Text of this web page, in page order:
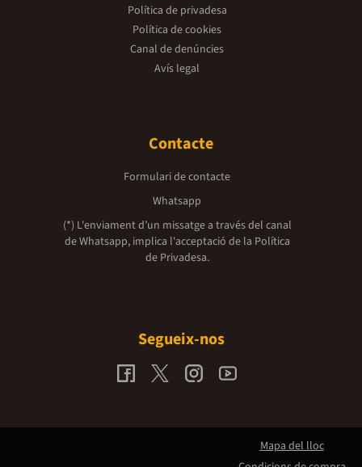
Política de privadesa
Política de cookies
Canal de denúncies
Avís legal
Contacte
Formulari de contacte
Whatsapp
(*) L'enviament d’un missatge a través del canal
de Whatsapp, implica l'acceptació de la Política
de Privadesa.
Segueix-nos
Mapa del lloc